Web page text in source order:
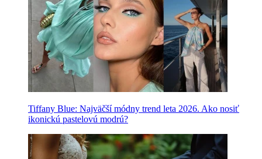
Tiffany Blue: Najväčší módny trend leta 2026. Ako nosiť
ikonickú pastelovú modrú?